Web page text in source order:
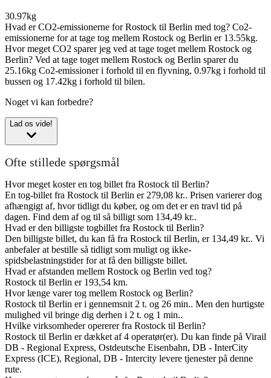
30.97kg
Hvad er CO2-emissionerne for Rostock til Berlin med tog? Co2-
emissionerne for at tage tog mellem Rostock og Berlin er 13.55kg.
Hvor meget CO2 sparer jeg ved at tage toget mellem Rostock og
Berlin? Ved at tage toget mellem Rostock og Berlin sparer du
25.16kg Co2-emissioner i forhold til en flyvning, 0.97kg i forhold til
bussen og 17.42kg i forhold til bilen.
Noget vi kan forbedre?
Lad os vide!
Ofte stillede spørgsmål
Hvor meget koster en tog billet fra Rostock til Berlin?
En tog-billet fra Rostock til Berlin er 279,08 kr.. Prisen varierer dog
afhængigt af, hvor tidligt du køber, og om det er en travl tid på
dagen. Find dem af og til så billigt som 134,49 kr..
Hvad er den billigste togbillet fra Rostock til Berlin?
Den billigste billet, du kan få fra Rostock til Berlin, er 134,49 kr.. Vi
anbefaler at bestille så tidligt som muligt og ikke-
spidsbelastningstider for at få den billigste billet.
Hvad er afstanden mellem Rostock og Berlin ved tog?
Rostock til Berlin er 193,54 km.
Hvor længe varer tog mellem Rostock og Berlin?
Rostock til Berlin er i gennemsnit 2 t. og 26 min.. Men den hurtigste
mulighed vil bringe dig derhen i 2 t. og 1 min..
Hvilke virksomheder opererer fra Rostock til Berlin?
Rostock til Berlin er dækket af 4 operatør(er). Du kan finde på Virail
DB - Regional Express, Ostdeutsche Eisenbahn, DB - InterCity
Express (ICE), Regional, DB - Intercity levere tjenester på denne
rute.